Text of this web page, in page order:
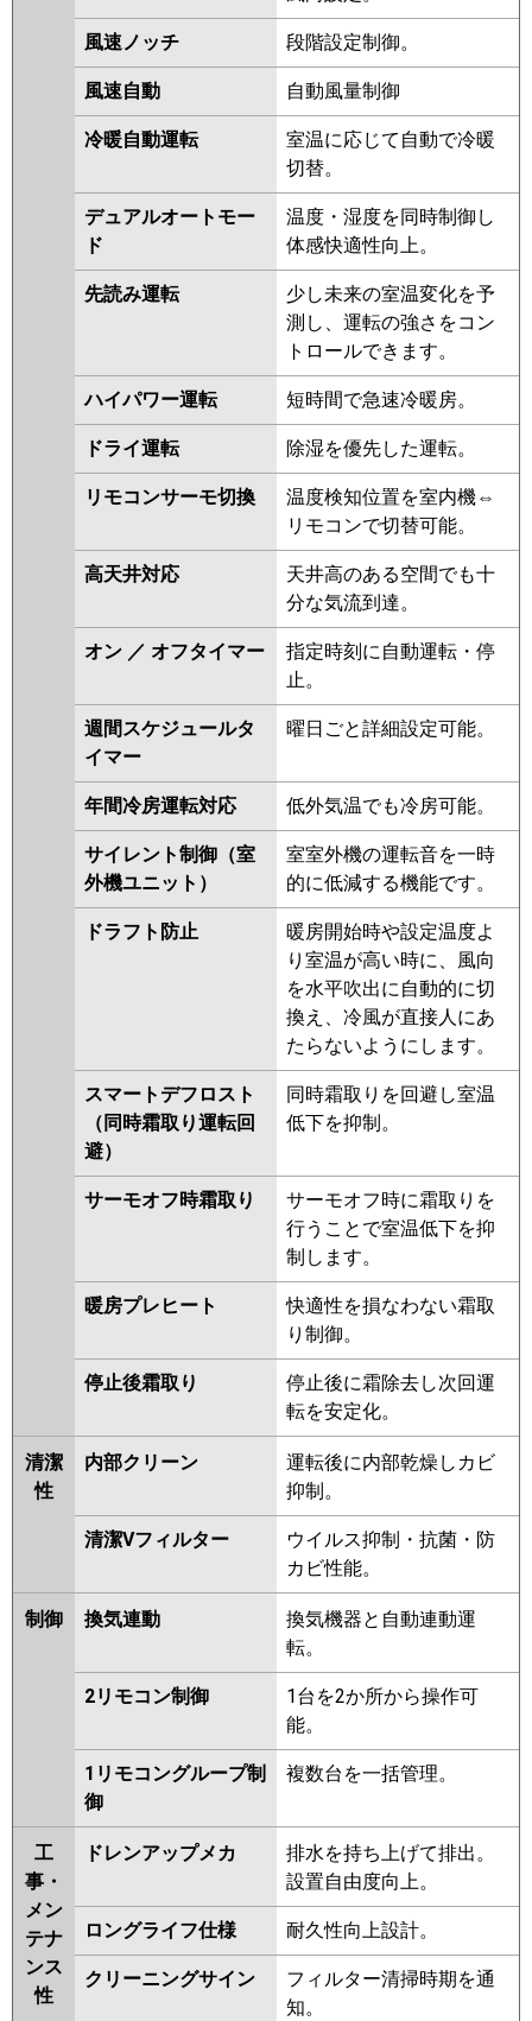
RPC-GP280RGHP4 RPC-
GP280RGHP3 RPC-GP280RGHP1-
RPCK-GP280RGHP2
GP280RGHP2 RPCK-
GP280RGHP1
RPCK-GP280RGHP RPC-
GP280RGHP RPCK-AP280GHP8-
RPCK-AP280GHP8 RPC-
AP280GHP8-kobe
RPC-
AP280GHP8 RPCK-AP280GHP7
RPCK-AP280GHP7-kobe RPC-
AP280GHP7-kobe RPC-
AP280GHP7
三菱重工 FDEZ2805HP5SA
パナソニック PA-P280T7GDNBX PA-
P280T7GDNB PA-P280T7GDB
PA-P280T7GD PA-P280T7GDN
PA-P280VK6GDNB PA-
P280V6GDNB PA-P280T6GDB
PA-P280T6GDNB
風速ノッチ 段階設定制御。
風速自動 自動風量制御
冷暖自動運転
室温に応じて自動で冷暖
切替。
デュアルオートモー
ド
温度・湿度を同時制御し
体感快適性向上。
先読み運転
少し未来の室温変化を予
測し、運転の強さをコン
トロールできます。
ハイパワー運転 短時間で急速冷暖房。
ドライ運転 除湿を優先した運転。
リモコンサーモ切換
温度検知位置を室内機⇔
リモコンで切替可能。
高天井対応
天井高のある空間でも十
分な気流到達。
オン ／ オフタイマー
指定時刻に自動運転・停
止。
週間スケジュールタ
イマー
曜日ごと詳細設定可能。
年間冷房運転対応 低外気温でも冷房可能。
サイレント制御（室
外機ユニット）
室室外機の運転音を一時
的に低減する機能です。
ドラフト防止
暖房開始時や設定温度よ
り室温が高い時に、風向
を水平吹出に自動的に切
換え、冷風が直接人にあ
たらないようにします。
スマートデフロスト
（同時霜取り運転回
避）
同時霜取りを回避し室温
低下を抑制。
サーモオフ時霜取り
サーモオフ時に霜取りを
行うことで室温低下を抑
制します。
暖房プレヒート
快適性を損なわない霜取
り制御。
停止後霜取り
停止後に霜除去し次回運
転を安定化。
清潔
性
内部クリーン
運転後に内部乾燥しカビ
抑制。
清潔Vフィルター
ウイルス抑制・抗菌・防
カビ性能。
制御 換気連動
換気機器と自動連動運
転。
2リモコン制御
1台を2か所から操作可
能。
1リモコングループ制
御
複数台を一括管理。
工
事・
メン
テナ
ンス
性
ドレンアップメカ
排水を持ち上げて排出。
設置自由度向上。
ロングライフ仕様 耐久性向上設計。
クリーニングサイン
フィルター清掃時期を通
知。